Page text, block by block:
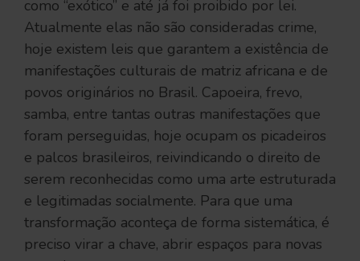
como “exótico” e até já foi proibido por lei.
Atualmente elas não são consideradas crime,
hoje existem leis que garantem a existência de
manifestações culturais de matriz africana e de
povos originários no Brasil. Capoeira, frevo,
samba, entre tantas outras manifestações que
foram perseguidas, hoje ocupam os picadeiros
e palcos brasileiros, reivindicando o direito de
serem reconhecidas como uma arte estruturada
e legitimadas socialmente. Para que uma
transformação aconteça de forma sistemática, é
preciso virar a chave, abrir espaços para novas